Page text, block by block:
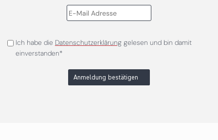
Ich habe die Datenschutzerklärunggelesen und bin damit
einverstanden*
Anmeldung bestätigen